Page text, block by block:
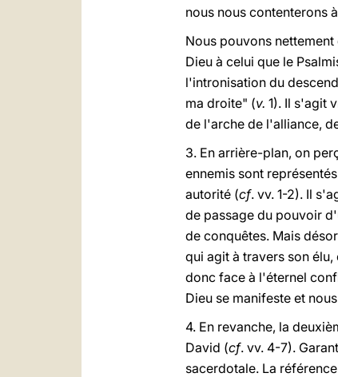
nous nous contenterons
Nous pouvons
Dieu à celui que le
l'intronisation du
ma droite" (v. 1). Il s'agit
de l'arche de l'alliance,
3. En arrière-plan, on
ennemis sont
autorité (cf. vv. 1-2). Il
de passage du pouvoir
de conquêtes. Mais
qui agit à travers son
donc face à l'éternel
Dieu se manifeste et
4. En revanche, la
David (cf. vv. 4-7).
sacerdotale. La